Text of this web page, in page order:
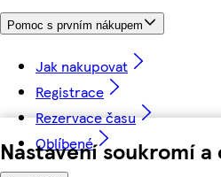
Nastavení soukromí a
Pomoc s prvním nákupem
Jak nakupovat
Registrace
Rezervace času
Oblíbené